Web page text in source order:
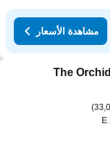
مشاهدة الأسعار
The